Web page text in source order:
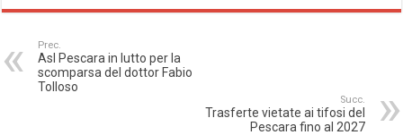
Prec.
Asl Pescara in lutto per la
scomparsa del dottor Fabio
Tolloso
Succ.
Trasferte vietate ai tifosi del
Pescara fino al 2027